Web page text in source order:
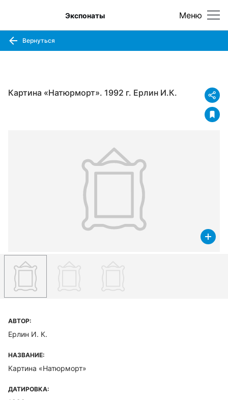
Меню
Экспонаты
Вернуться
Картина «Натюрморт». 1992 г. Ерлин И.К.
АВТОР:
Ерлин И. К.
НАЗВАНИЕ:
Картина «Натюрморт»
ДАТИРОВКА: